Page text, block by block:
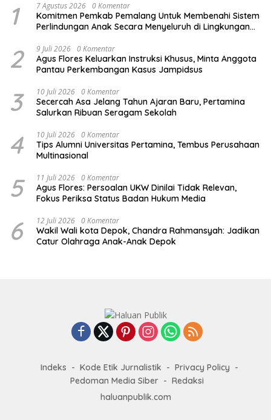
1 7 Agustus 2026 0 Komentar
Komitmen Pemkab Pemalang Untuk Membenahi Sistem
Perlindungan Anak Secara Menyeluruh di Lingkungan
2 9 Juli 2026 0 Komentar
Agus Flores Keluarkan Instruksi Khusus, Minta Anggota
Pantau Perkembangan Kasus Jampidsus
3 10 Juli 2026 0 Komentar
Secercah Asa Jelang Tahun Ajaran Baru, Pertamina
Salurkan Ribuan Seragam Sekolah
4 10 Juli 2026 0 Komentar
Tips Alumni Universitas Pertamina, Tembus Perusahaan
Multinasional
5 11 Juli 2026 0 Komentar
Agus Flores: Persoalan UKW Dinilai Tidak Relevan,
Fokus Periksa Status Badan Hukum Media
6 12 Juli 2026 0 Komentar
Wakil Wali kota Depok, Chandra Rahmansyah: Jadikan
Catur Olahraga Anak-Anak Depok
Indeks Kode Etik Jurnalistik
Privacy Policy
Pedoman Media Siber
Redaksi
haluanpublik.com